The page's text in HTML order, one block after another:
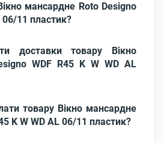
мансардне Roto Designo
06/11 пластик?
доставки товару Вікно
WDF R45 K W WD AL
товару Вікно мансардне
K W WD AL 06/11 пластик?